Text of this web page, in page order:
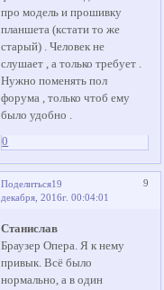
про модель и прошивку
планшета (кстати то же
старый) . Человек не
слушает , а только требует .
Нужно поменять пол
форума , только чтоб ему
было удобно .
0
Поделиться 9
19
декабря, 2016г. 00:04:01
Станислав
Браузер Опера. Я к нему
привык. Всё было
нормально, а в один